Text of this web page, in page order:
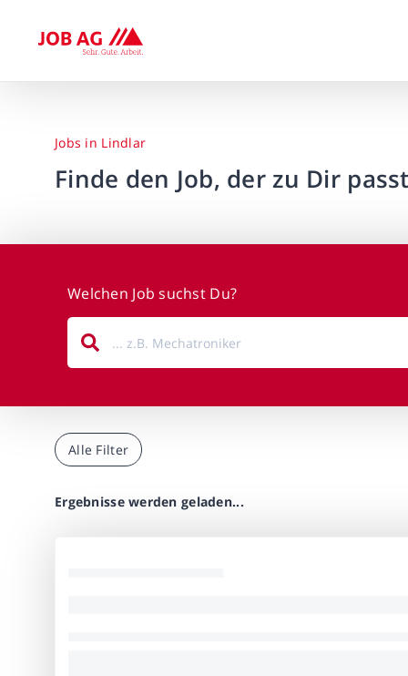
Jobs in Lindlar
Finde den Job, der zu Dir
Welchen Job suchst Du?
Alle Filter
Ergebnisse werden geladen...